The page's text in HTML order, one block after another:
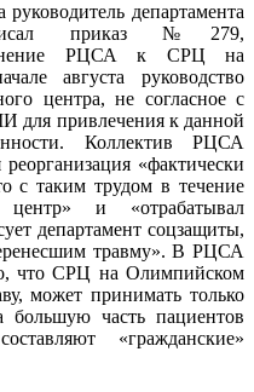
департамента
приказ №279,
РЦСА к СРЦ на
августа руководство
центра, не согласное с
для привлечения к данной
Коллектив РЦСА
«фактически
с таким трудом в течение
и «отрабатывал
департамент соцзащиты,
травму». В РЦСА
что СРЦ на Олимпийском
может принимать только
часть пациентов
«гражданские»